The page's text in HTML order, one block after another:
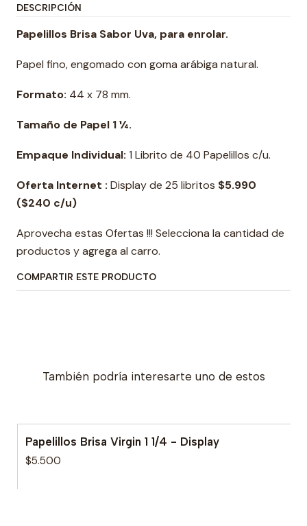
DESCRIPCIÓN
Papelillos Brisa Sabor Uva, para enrolar.
Papel fino, engomado con goma arábiga natural.
Formato: 44 x 78 mm.
Tamaño de Papel 1 ¼.
Empaque Individual: 1 Librito de 40 Papelillos c/u.
Oferta Internet : Display de 25 libritos $5.990
($240 c/u)
Aprovecha estas Ofertas !!! Selecciona la cantidad de
productos y agrega al carro.
COMPARTIR ESTE PRODUCTO
También podría interesarte uno de estos
Papelillos Brisa Virgin 1 1/4 - Display
$5.500